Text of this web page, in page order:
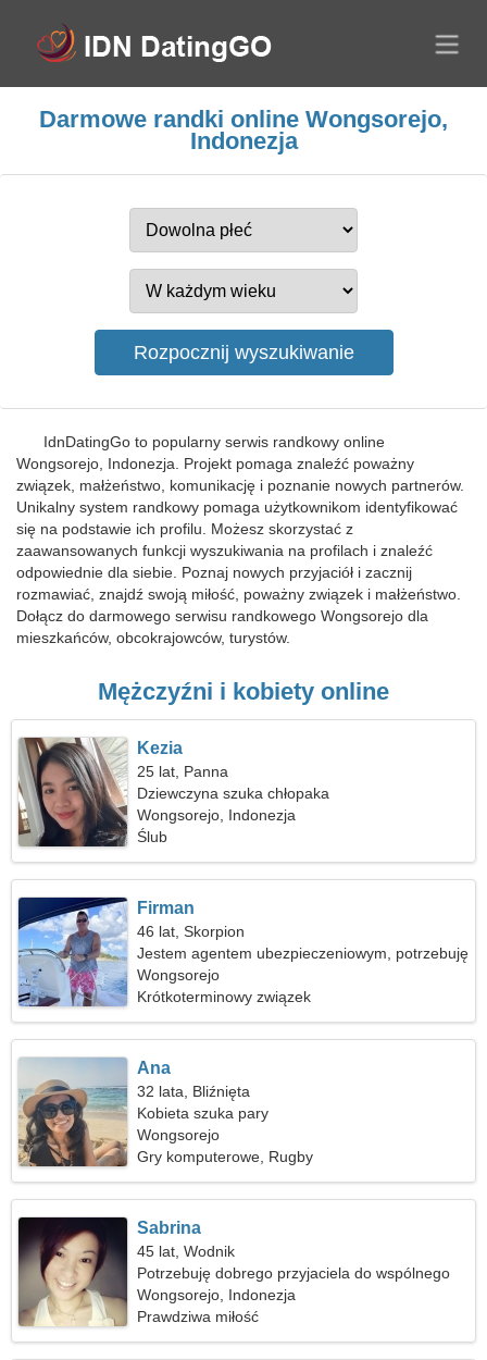
Darmowe randki online Wongsorejo,
Indonezja
IdnDatingGo to popularny serwis randkowy online
Wongsorejo, Indonezja. Projekt pomaga znaleźć poważny
związek, małżeństwo, komunikację i poznanie nowych partnerów.
Unikalny system randkowy pomaga użytkownikom identyfikować
się na podstawie ich profilu. Możesz skorzystać z
zaawansowanych funkcji wyszukiwania na profilach i znaleźć
odpowiednie dla siebie. Poznaj nowych przyjaciół i zacznij
rozmawiać, znajdź swoją miłość, poważny związek i małżeństwo.
Dołącz do darmowego serwisu randkowego Wongsorejo dla
mieszkańców, obcokrajowców, turystów.
Mężczyźni i kobiety online
Kezia
25 lat, Panna
Dziewczyna szuka chłopaka
Wongsorejo, Indonezja
Ślub
Firman
46 lat, Skorpion
Jestem agentem ubezpieczeniowym, potrzebuję
gorącej kobiety
Wongsorejo
Krótkoterminowy związek
Ana
32 lata, Bliźnięta
Kobieta szuka pary
Wongsorejo
Gry komputerowe, Rugby
Sabrina
45 lat, Wodnik
Potrzebuję dobrego przyjaciela do wspólnego
podróżowania
Wongsorejo, Indonezja
Prawdziwa miłość